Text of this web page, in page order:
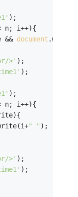
);
n; i++){
&& document
>' );
);
);
n; i++){
" " );
>' );
);